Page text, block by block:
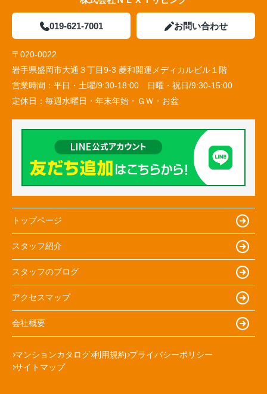
019-621-7001 お問い合わせ
〒020-0022
岩手県盛岡市大通３丁目9-3 菱和開運メディカルビル１階
営業時間： 平日・土曜/9:30-18:00 日曜・祝日/9:30-15:00
定休日： 毎週水曜日・年末年始・ＧＷ・お盆
トップページ
スタッフ紹介
スタッフのブログ
アクセスマップ
会社概要
マンションカタログ 利用規約 プライバシーポリシー
サイトマップ